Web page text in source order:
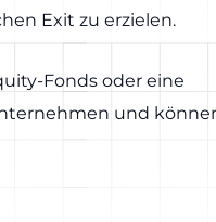
Exit zu erzielen.
Fonds oder eine
und